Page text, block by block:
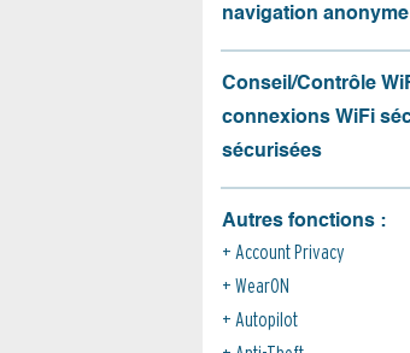
navigation anonyme
Conseil/Contrôle
connexions WiFi
sécurisées
Autres fonctions :
Account Privacy
WearON
Autopilot